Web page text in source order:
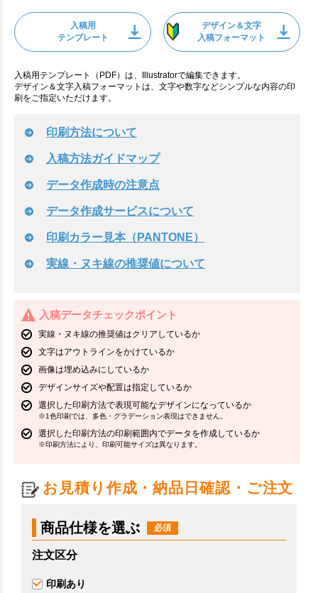
入稿用
テンプレート
デザイン＆文字
入稿フォーマット
入稿用テンプレート（PDF）は、Illustratorで編集できます。
デザイン＆文字入稿フォーマットは、文字や数字などシンプルな内容の印
刷をご指定いただけます。
印刷方法について
入稿方法ガイドマップ
データ作成時の注意点
データ作成サービスについて
印刷カラー見本（PANTONE）
実線・ヌキ線の推奨値について
入稿データチェックポイント
実線・ヌキ線の推奨値はクリアしているか
文字はアウトラインをかけているか
画像は埋め込みにしているか
デザインサイズや配置は指定しているか
選択した印刷方法で表現可能なデザインになっているか
※1色印刷では、多色・グラデーション表現はできません。
選択した印刷方法の印刷範囲内でデータを作成しているか
※印刷方法により、印刷可能サイズは異なります。
お見積り作成・納品日確認・ご注文
商品仕様を選ぶ
注文区分
印刷あり